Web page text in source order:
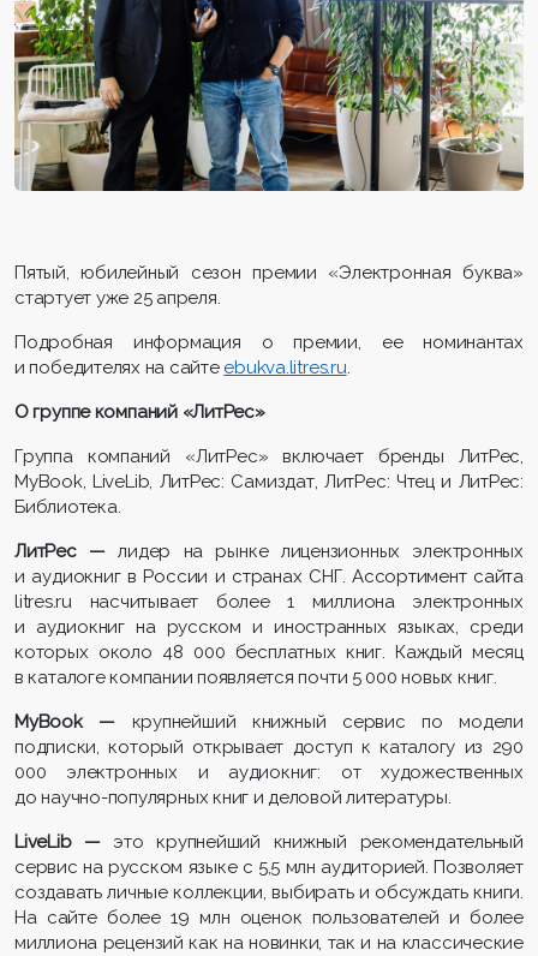
Пятый, юбилейный сезон премии «Электронная буква»
стартует уже 25 апреля.
Подробная информация о премии, ее номинантах
и победителях на сайте ebukva.litres.ru.
О группе компаний «ЛитРес»
Группа компаний «ЛитРес» включает бренды ЛитРес,
MyBook, LiveLib, ЛитРес: Самиздат, ЛитРес: Чтец и ЛитРес:
Библиотека.
ЛитРес —лидер на рынке лицензионных электронных
и аудиокниг в России и странах СНГ. Ассортимент сайта
litres.ru насчитывает более 1 миллиона электронных
и аудиокниг на русском и иностранных языках, среди
которых около 48 000 бесплатных книг. Каждый месяц
в каталоге компании появляется почти 5 000 новых книг.
MyBook — крупнейший книжный сервис по модели
подписки, который открывает доступ к каталогу из 290
000 электронных и аудиокниг: от художественных
до научно-популярных книг и деловой литературы.
LiveLib — это крупнейший книжный рекомендательный
сервис на русском языке с 5,5 млн аудиторией. Позволяет
создавать личные коллекции, выбирать и обсуждать книги.
На сайте более 19 млн оценок пользователей и более
миллиона рецензий как на новинки, так и на классические